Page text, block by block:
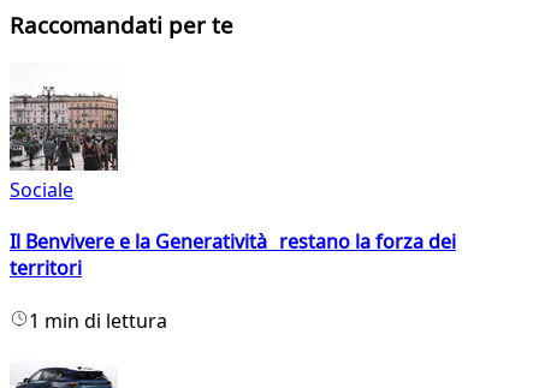
Raccomandati per te
Sociale
Il Benvivere e la Generatività restano la forza dei
territori
1 min di lettura